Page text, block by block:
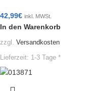
42,99€ inkl. MWSt.
In den Warenkorb
zzgl. Versandkosten
Lieferzeit: 1-3 Tage *